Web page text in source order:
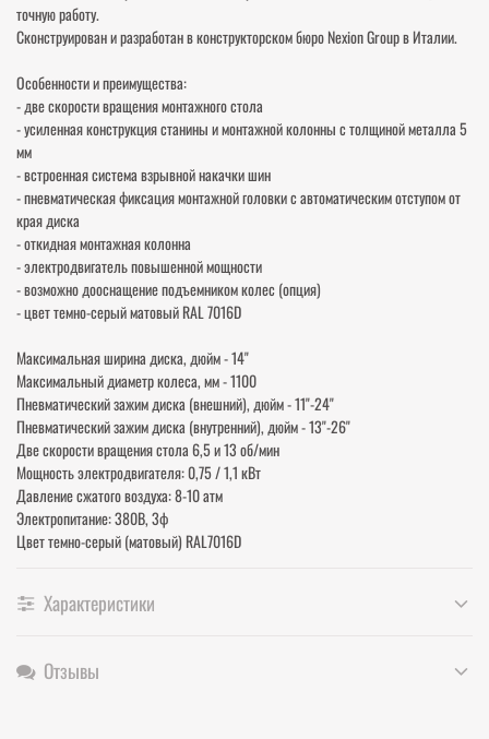
точную работу.
Сконструирован и разработан в конструкторском бюро Nexion Group в Италии.
Особенности и преимущества:
- две скорости вращения монтажного стола
- усиленная конструкция станины и монтажной колонны с толщиной металла 5
мм
- встроенная система взрывной накачки шин
- пневматическая фиксация монтажной головки с автоматическим отступом от
края диска
- откидная монтажная колонна
- электродвигатель повышенной мощности
- возможно дооснащение подъемником колес (опция)
- цвет темно-серый матовый RAL 7016D
Максимальная ширина диска, дюйм - 14"
Максимальный диаметр колеса, мм - 1100
Пневматический зажим диска (внешний), дюйм - 11"-24"
Пневматический зажим диска (внутренний), дюйм - 13"-26"
Две скорости вращения стола 6,5 и 13 об/мин
Мощность электродвигателя: 0,75 / 1,1 кВт
Давление сжатого воздуха: 8-10 атм
Электропитание: 380В, 3ф
Цвет темно-серый (матовый) RAL7016D
Характеристики
Отзывы